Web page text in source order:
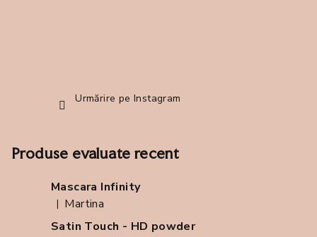
Urmărire pe Instagram
Produse evaluate recent
Mascara Infinity
Ratingul produsului este 5 din 5 stele.
| Martina
Satin Touch - HD powder